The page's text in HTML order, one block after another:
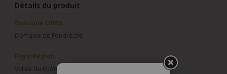
Détails du produit
Domaine LIBRE
Domaine de Fondrèche
Pays/Région
Vallée du Rhône